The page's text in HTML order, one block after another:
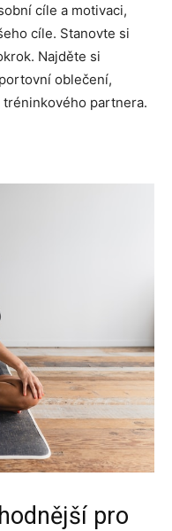
cíle a motivaci,
cíle. Stanovte si
Najděte si
oblečení,
partnera.
pro